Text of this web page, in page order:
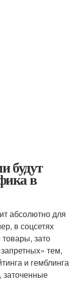
будут
в
абсолютно для
в соцсетях
зато
тем,
и гемблинга